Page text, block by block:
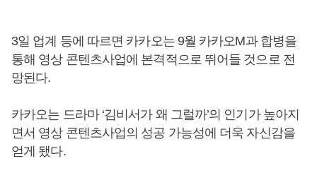
3일 업계 등에 따르면 카카오는 9월 카카오M과 합병을
통해 영상 콘텐츠사업에 본격적으로 뛰어들 것으로 전
망된다.
카카오는 드라마 ‘김비서가 왜 그럴까’의 인기가 높아지
면서 영상 콘텐츠사업의 성공 가능성에 더욱 자신감을
얻게 됐다.